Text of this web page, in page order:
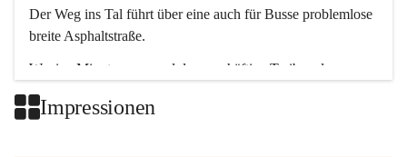
Der Weg ins Tal führt über eine auch für Busse problemlose
breite Asphaltstraße.
Wenige Minuten nur, und das geschäftige Treiben der
Impressionen